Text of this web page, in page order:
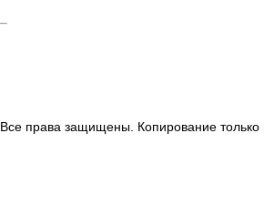
Все права защищены. Копирование только